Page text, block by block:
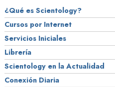
¿Qué es Scientology?
Cursos por Internet
Servicios Iniciales
Librería
Scientology en la Actualidad
Conexión Diaria